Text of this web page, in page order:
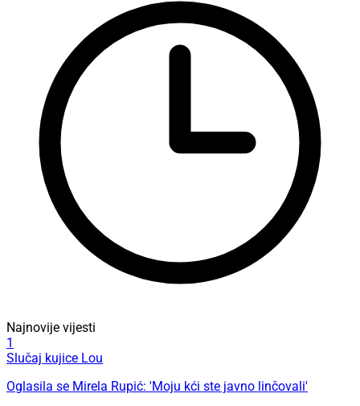
Najnovije vijesti
1
Slučaj kujice Lou
Oglasila se Mirela Rupić: 'Moju kći ste javno linčovali'